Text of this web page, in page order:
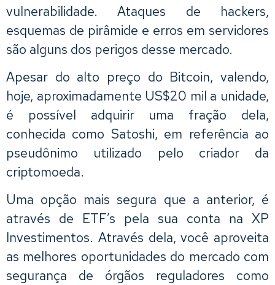
vulnerabilidade. Ataques de hackers,
esquemas de pirâmide e erros em servidores
são alguns dos perigos desse mercado.
Apesar do alto preço do Bitcoin, valendo,
hoje, aproximadamente US$20 mil a unidade,
é possível adquirir uma fração dela,
conhecida como Satoshi, em referência ao
pseudônimo utilizado pelo criador da
criptomoeda.
Uma opção mais segura que a anterior, é
através de ETF’s pela sua conta na XP
Investimentos. Através dela, você aproveita
as melhores oportunidades do mercado com
segurança de órgãos reguladores como